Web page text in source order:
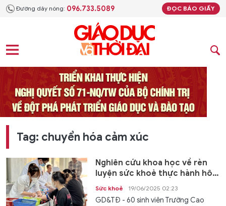
Đường dây nóng: 096.733.5089 ĐỌC BÁO GIẤY
Tag: chuyển hóa cảm xúc
Nghiên cứu khoa học về rèn
luyện sức khoẻ thực hành hô
hấp có ý thức
Sức khoẻ 19/06/2025 02:23
GD&TĐ - 60 sinh viên Trường Cao